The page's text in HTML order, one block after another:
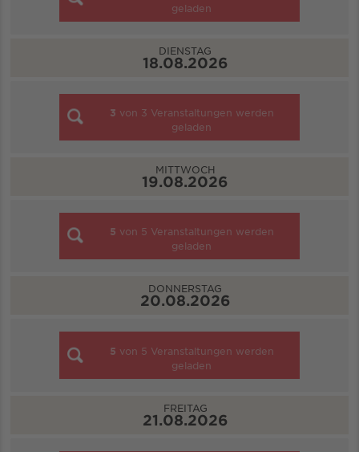
geladen
DIENSTAG
18.08.2026
3 von 3 Veranstaltungen werden
geladen
MITTWOCH
19.08.2026
5 von 5 Veranstaltungen werden
geladen
DONNERSTAG
20.08.2026
5 von 5 Veranstaltungen werden
geladen
FREITAG
21.08.2026